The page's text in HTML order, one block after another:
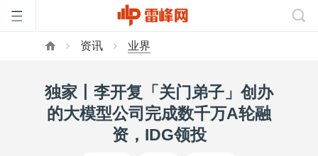
页
资讯 业界
独家丨李开复「关门弟子」创办
的大模型公司完成数千万A轮融
资，IDG领投